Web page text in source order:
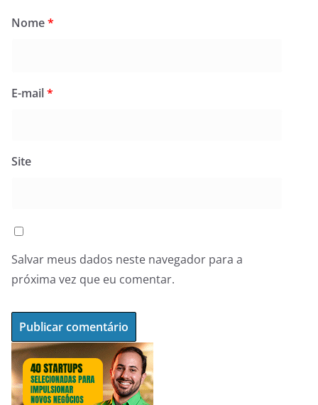
Nome*
E-mail*
Site
Salvar meus dados neste navegador para a
próxima vez que eu comentar.